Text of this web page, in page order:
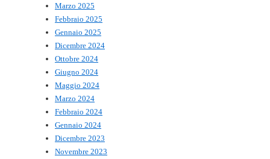
Marzo 2025
Febbraio 2025
Gennaio 2025
Dicembre 2024
Ottobre 2024
Giugno 2024
Maggio 2024
Marzo 2024
Febbraio 2024
Gennaio 2024
Dicembre 2023
Novembre 2023